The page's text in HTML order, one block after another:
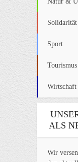
Sport
Tourismus
Wirtschaft
ALS
Wir